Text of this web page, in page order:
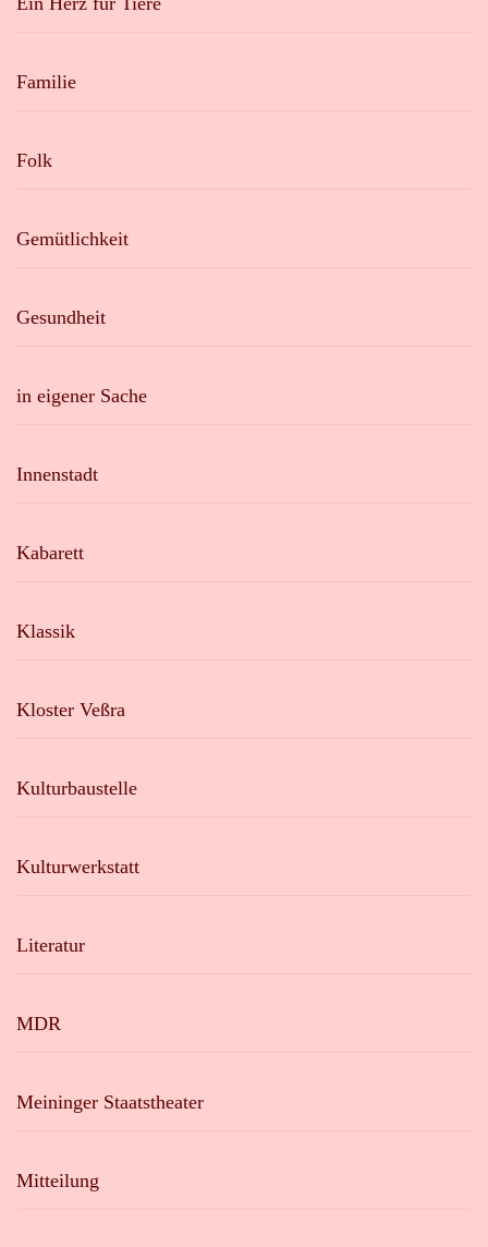
Familie
Folk
Gemütlichkeit
Gesundheit
in eigener Sache
Innenstadt
Kabarett
Klassik
Kloster Veßra
Kulturbaustelle
Kulturwerkstatt
Literatur
MDR
Meininger Staatstheater
Mitteilung